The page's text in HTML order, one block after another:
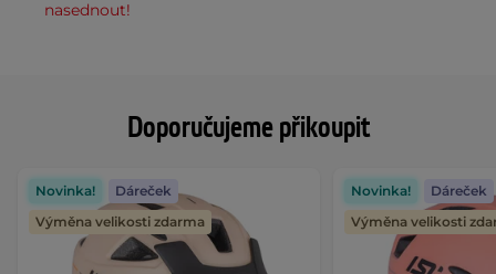
Doporučujeme přikoupit
Novinka!
Dáreček
Výměna velikosti zdarma
Novinka!
Dáreček
Výměna velikosti
nasednout!